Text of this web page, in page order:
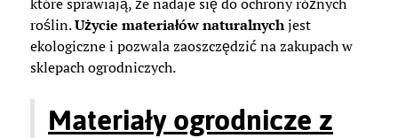
roślin.Użycie materiałów naturalnychjest
ekologiczne i pozwala zaoszczędzić na zakupach w
sklepach ogrodniczych.
Materiały ogrodnicze z